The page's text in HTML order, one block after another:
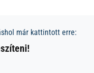
már kattintott erre: